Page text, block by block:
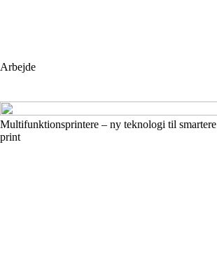
Arbejde
Multifunktionsprintere – ny teknologi til smartere
print